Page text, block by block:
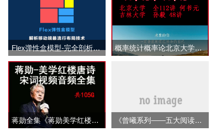
Flex弹性盒模型-完全剖析移动端最流行布局技术 概率统计概率论北京大学何书元112讲吉林大学孙毅48讲视频教程百度网盘下载
蒋勋全集《蒋勋美学红楼唐诗宋词等》视频音频(全集)百度网盘下载 《曾曦系列——五大阅读力突破》视频全集百度云百度网盘下载